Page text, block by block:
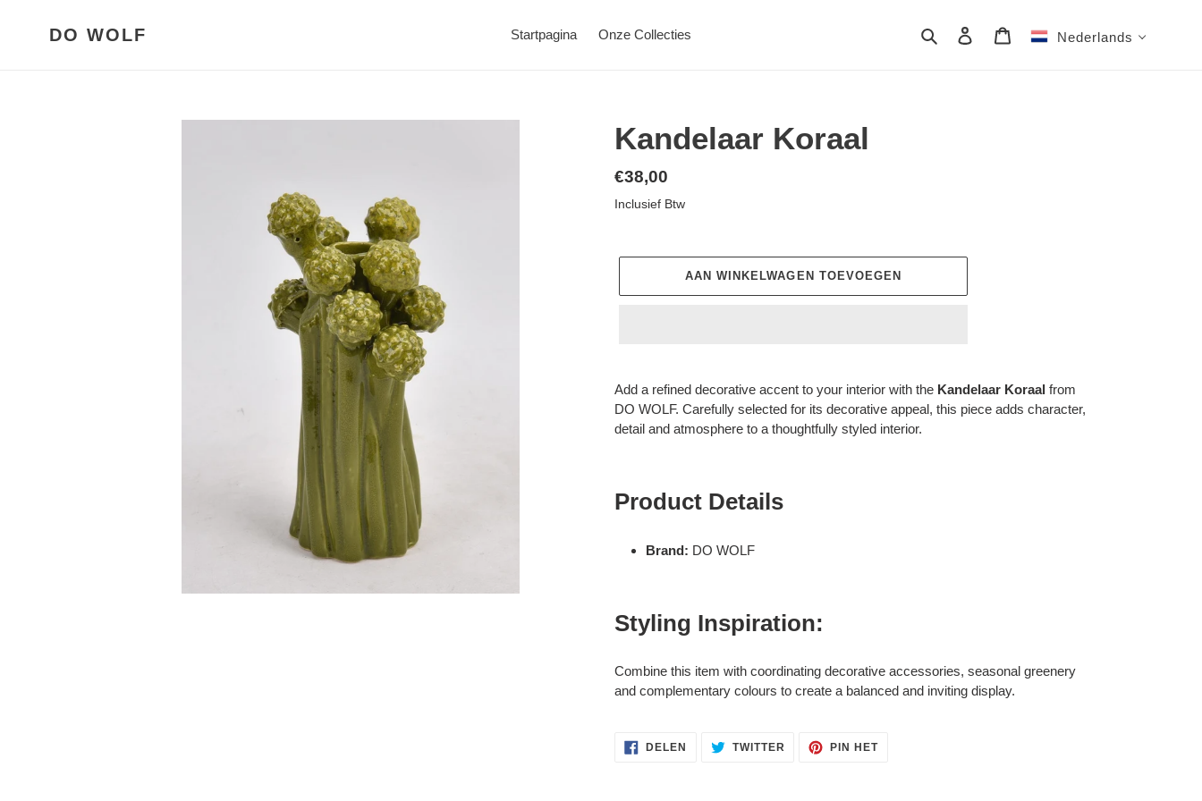
DO WOLF Startpagina Onze Collecties Zoeken AanmeldenWinkelwagenNederlands
Kandelaar Koraal
Normale
prijs
€38,00
Inclusief Btw
AAN WINKELWAGEN TOEVOEGEN
toegevoegen
aan
je
Add a refined decorative accent to your interior with the Kandelaar Koraal from
DO WOLF. Carefully selected for its decorative appeal, this piece adds character,
detail and atmosphere to a thoughtfully styled interior.
Product Details
Brand: DO WOLF
Styling Inspiration:
Combine this item with coordinating decorative accessories, seasonal greenery
and complementary colours to create a balanced and inviting display.
DELEN
DELEN TWITTER TWITTERENPIN HETPINNEN